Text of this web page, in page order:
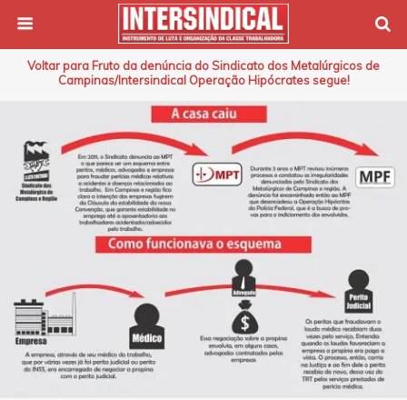
Voltar para Fruto da denúncia do Sindicato dos Metalúrgicos de
Campinas/Intersindical Operação Hipócrates segue!